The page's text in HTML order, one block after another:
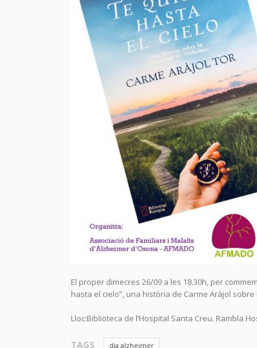
El proper dimecres 26/09 a les 18.30h, per
hasta el cielo”, una història de Carme Aràjol sobre
Lloc:Biblioteca de l’Hospital Santa Creu. Rambla
TAGS dia alzheimer